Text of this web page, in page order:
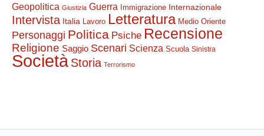
Geopolitica Giustizia Guerra Immigrazione Internazionale
Intervista Italia Lavoro Letteratura Medio Oriente
Personaggi Politica Psiche Recensione
Religione Saggio Scenari Scienza Scuola Sinistra
Società Storia Terrorismo